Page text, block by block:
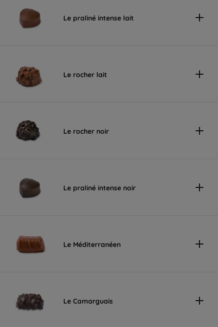
Le praliné intense lait
Le rocher lait
Le rocher noir
Le praliné intense noir
Le Méditerranéen
Le Camarguais